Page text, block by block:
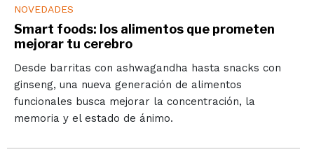
NOVEDADES
Smart foods: los alimentos que prometen
mejorar tu cerebro
Desde barritas con ashwagandha hasta snacks con
ginseng, una nueva generación de alimentos
funcionales busca mejorar la concentración, la
memoria y el estado de ánimo.